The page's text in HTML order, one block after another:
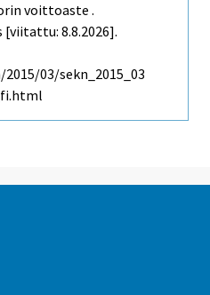
voittoaste .
8.8.2026].
03/sekn_2015_03